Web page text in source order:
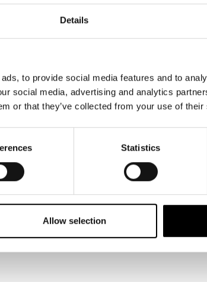
Details
to provide social media features and to
social media, advertising and analytics
or that they’ve collected from your use of
Statistics
Allow selection
har bokat biljetter till
2027 släpps 19 maj
för höstens stora musikal Änglagård
Hittills har 20 000 biljetter bokats och
är i full gång, och glädjen i
är påtaglig – nu växer föreställningen
för dag. Änglagård har premiär den 17
2026. Tisdagen den 19.5 kl 12
vi biljetterna till föreställningarna 2027.